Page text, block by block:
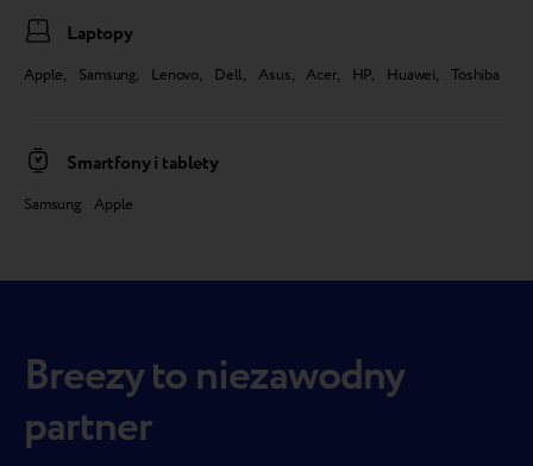
Laptopy
Apple, Samsung, Lenovo, Dell, Asus, Acer, HP, Huawei, Toshiba
Smartfony i tablety
Samsung Apple
Breezy to niezawodny
partner